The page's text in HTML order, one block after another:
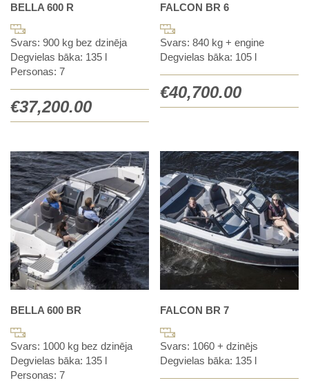
BELLA 600 R
Svars: 900 kg bez dzinēja
Degvielas bāka: 135 l
Personas: 7
€37,200.00
FALCON BR 6
Svars: 840 kg + engine
Degvielas bāka: 105 l
€40,700.00
BELLA 600 BR
Svars: 1000 kg bez dzinēja
Degvielas bāka: 135 l
Personas: 7
FALCON BR 7
Svars: 1060 + dzinējs
Degvielas bāka: 135 l